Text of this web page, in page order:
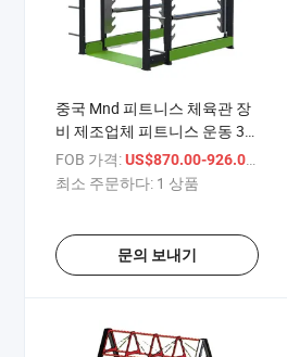
중국 Mnd 피트니스 체육관 장
비 제조업체 피트니스 운동 3D
스미스 머신
FOB 가격:US$870.00-926.00
최소 주문하다: 1 상품
문의 보내기